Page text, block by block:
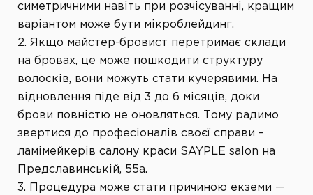
симетричними навіть при розчісуванні, кращим
варіантом може бути мікроблейдинг.
2. Якщо майстер-бровист перетримає склади
на бровах, це може пошкодити структуру
волосків, вони можуть стати кучерявими. На
відновлення піде від 3 до 6 місяців, доки
брови повністю не оновляться. Тому радимо
звертися до професіоналів своєї справи –
ламімейкерів салону краси SAYPLE salon на
Предславинській, 55а.
3. Процедура може стати причиною екземи —